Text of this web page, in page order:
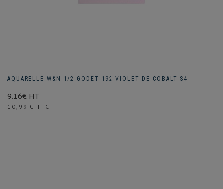
AQUARELLE W&N 1/2 GODET 192 VIOLET DE COBALT S4
9.16€ HT
Prix
10,99 € TTC